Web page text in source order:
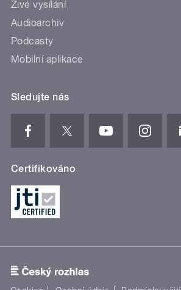
Živé vysílání
Audioarchiv
Podcasty
Mobilní aplikace
Sledujte nás
Certifikováno